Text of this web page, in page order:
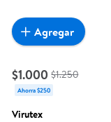
$1.000 $1.250
Ahorra $250
Virutex
Agregar